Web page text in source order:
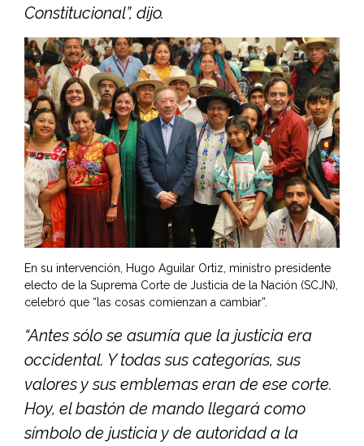
Constitucional”, dijo.
En su intervención, Hugo Aguilar Ortiz, ministro presidente
electo de la Suprema Corte de Justicia de la Nación (SCJN),
celebró que “las cosas comienzan a cambiar”.
“Antes sólo se asumía que la justicia era
occidental. Y todas sus categorías, sus
valores y sus emblemas eran de ese corte.
Hoy, el bastón de mando llegará como
símbolo de justicia y de autoridad a la